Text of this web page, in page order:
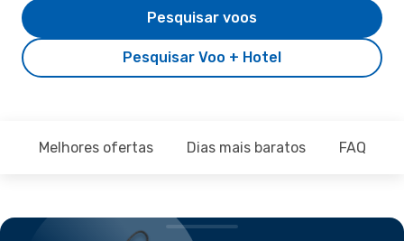
Pesquisar Voo + Hotel
Pesquisar voos
Melhores ofertas Dias mais baratos FAQ